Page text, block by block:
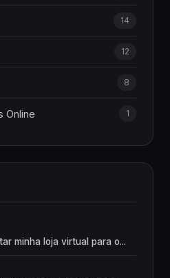
14
12
8
Online 1
minha loja virtual para o...